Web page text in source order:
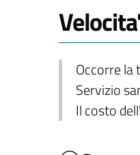
Occorre la
Servizio
Il costo